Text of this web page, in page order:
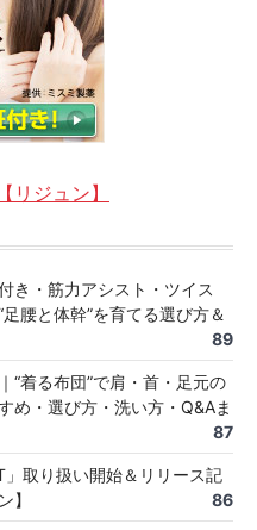
ジュン】
き・筋力アシスト・ツイス
腰と体幹”を育てる選び方＆
89
“着る布団”で肩・首・足元の
め・選び方・洗い方・Q&Aま
87
取り扱い開始＆リリース記
】
86